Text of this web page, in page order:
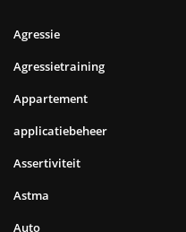
Agressie
Agressietraining
Appartement
applicatiebeheer
Assertiviteit
Astma
Auto